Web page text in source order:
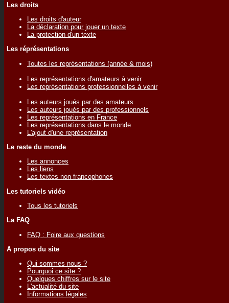
Les droits
Les droits d'auteur
La déclaration pour jouer un texte
La protection d'un texte
Les réprésentations
Toutes les représentations (année & mois)
Les représentations d'amateurs à venir
Les représentations professionnelles à venir
Les auteurs joués par des amateurs
Les auteurs joués par des professionnels
Les représentations en France
Les représentations dans le monde
L'ajout d'une représentation
Le reste du monde
Les annonces
Les liens
Les textes non francophones
Les tutoriels vidéo
Tous les tutoriels
La FAQ
FAQ : Foire aux questions
A propos du site
Qui sommes nous ?
Pourquoi ce site ?
Quelques chiffres sur le site
L'actualité du site
Informations légales